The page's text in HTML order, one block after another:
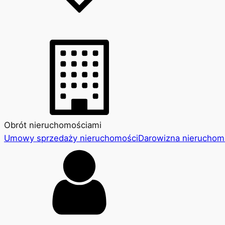
Obrót nieruchomościami
Umowy sprzedaży nieruchomościDarowizna